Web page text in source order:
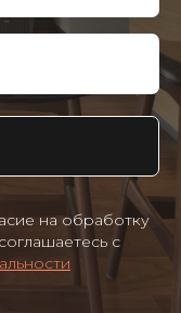
на обработку
с